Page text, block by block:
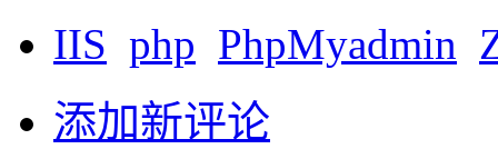
IIS php PhpMyadmin
添加新评论